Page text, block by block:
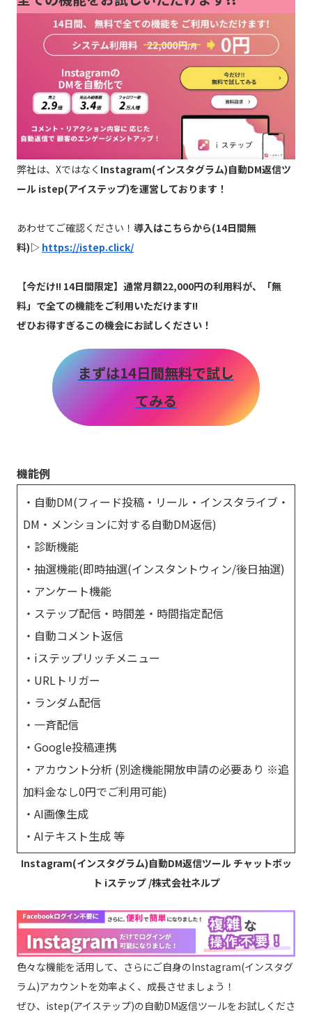
弊社は、Xではなく Instagram(インスタグラム)自動DM返信ツ
ール istep(アイステップ)を運営しております！
あわせてご確認ください！ 導入はこちらから(14日間無
料)▷ https://istep.click/
【今だけ!! 14日間限定】通常月額22,000円の利用料が、「無
料」で全ての機能をご利用いただけます!!
ぜひお得すぎるこの機会にお試しください！
まずは14日間無料で試し
てみる
機能例
・自動DM(フィード投稿・リール・インスタライブ・
DM・メンションに対する自動DM返信)
・診断機能
・抽選機能(即時抽選(インスタントウィン/後日抽選)
・アンケート機能
・ステップ配信・時間差・時間指定配信
・自動コメント返信
・iステップリッチメニュー
・URLトリガー
・ランダム配信
・一斉配信
・Google投稿連携
・アカウント分析 (別途機能開放申請の必要あり ※追
加料金なし0円でご利用可能)
・AI画像生成
・AIテキスト生成 等
Instagram(インスタグラム)自動DM返信ツール チャットボッ
ト iステップ /株式会社ネルプ
色々な機能を活用して、さらにご自身のInstagram(インスタグ
ラム)アカウントを効率よく、成長させましょう！
ぜひ、istep(アイステップ)の自動DM返信ツールをお試しくださ